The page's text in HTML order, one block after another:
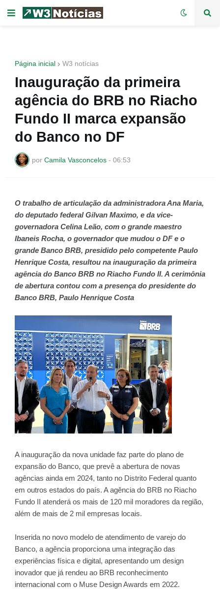
Página inicial W3 notícias
Inauguração da primeira
agência do BRB no Riacho
Fundo II marca expansão
do Banco no DF
por Camila Vasconcelos - 06:53
O trabalho de articulação da administradora Ana Maria,
do deputado federal Gilvan Maximo, e da vice-
governadora Celina Leão, com o grande maestro
Ibaneis Rocha, o governador que mudou o DF e o
grande Banco BRB, presidido pelo competente Paulo
Henrique Costa, resultou na inauguração da primeira
agência do Banco BRB no Riacho Fundo II. A cerimônia
de abertura contou com a presença do presidente do
Banco BRB, Paulo Henrique Costa
A inauguração da nova unidade faz parte do plano de
expansão do Banco, que prevê a abertura de novas
agências ainda em 2024, tanto no Distrito Federal quanto
em outros estados do país. A agência do BRB no Riacho
Fundo II atenderá os mais de 120 mil moradores da região,
além de mais de 2 mil empresas locais.
Inserida no novo modelo de atendimento de varejo do
Banco, a agência proporciona uma integração das
experiências física e digital, apresentando um design
inovador que já rendeu ao BRB reconhecimento
internacional com o Muse Design Awards em 2022.